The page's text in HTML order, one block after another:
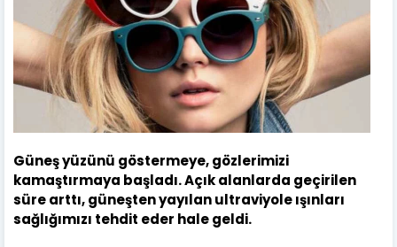
Güneş yüzünü göstermeye, gözlerimizi
kamaştırmaya başladı. Açık alanlarda geçirilen
süre arttı, güneşten yayılan ultraviyole ışınları
sağlığımızı tehdit eder hale geldi.